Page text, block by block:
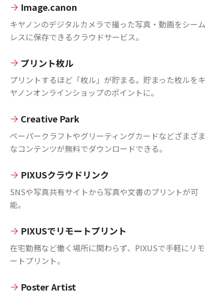
Image.canon
キヤノンのデジタルカメラで撮った写真・動画をシーム
レスに保存できるクラウドサービス。
プリント枚ル
プリントするほど「枚ル」が貯まる。貯まった枚ルをキ
ヤノンオンラインショップのポイントに。
Creative Park
ペーパークラフトやグリーティングカードなどざまざま
なコンテンツが無料でダウンロードできる。
PIXUSクラウドリンク
SNSや写真共有サイトから写真や文書のプリントが可
能。
PIXUSでリモートプリント
在宅勤務など働く場所に関わらず、PIXUSで手軽にリモ
ートプリント。
Poster Artist